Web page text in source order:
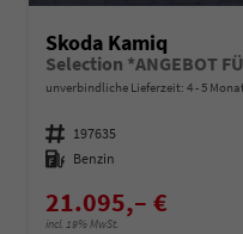
Skoda Kamiq
unverbindliche Lieferzeit: 4 - 5
Fahrzeugnummer 197635
Kraftstoff Benzin
21.095,– €
incl. 19% MwSt.